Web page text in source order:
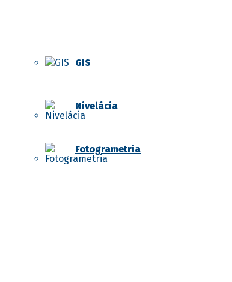
GIS
Nivelácia
Fotogrametria